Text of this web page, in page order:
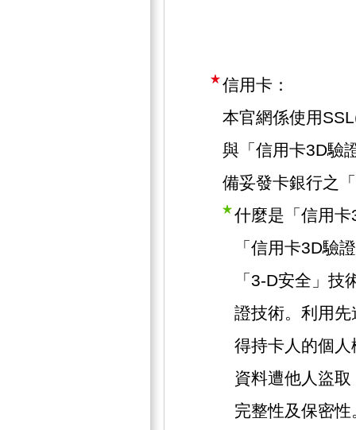
信用卡：
本官網係使用
與「信用卡3D驗
備妥發卡銀行之
什麼是「信用
「信用卡3D驗
「3-D安全」
證技術。利用
得持卡人的個
資料遭他人盜
完整性及保密